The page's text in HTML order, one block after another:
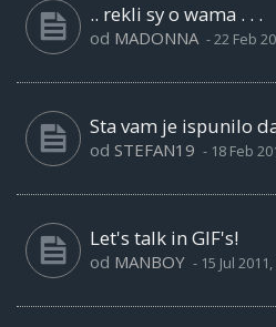
.. rekli sy o wama . . .
od MADONNA -22 Feb
Sta vam je ispunilo
od STEFAN19 - 18 Feb
Let's talk in GIF's!
od MANBOY - 15 Jul